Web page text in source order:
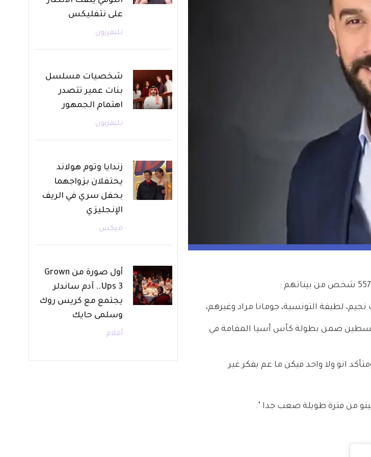
لطيفة التونسية، جومانا مراد وغيرهم،
ضمن بطولة كأس أسيا المقامة في
انو ولا واحد فيكن ما عم يفكر غير
من فترة طويلة صعب جدا ".
على نتفليكس
تليفزيون
شخصيات مسلسل
بنات عمير تتصدر
اهتمام الجمهور
تليفزيون
زندايا وتوم هولاند
يحتفلان بزواجهما
بحفل سري في الريف
الإنجليزي
ميكس
أول صورة من Grown
Ups 3.. آدم ساندلر
يجتمع مع كريس روك
وسلمى حايك
أفلام